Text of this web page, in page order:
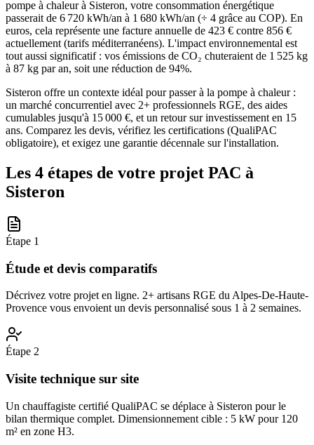
pompe à chaleur à Sisteron, votre consommation énergétique
passerait de 6 720 kWh/an à 1 680 kWh/an (÷ 4 grâce au COP). En
euros, cela représente une facture annuelle de 423 € contre 856 €
actuellement (tarifs méditerranéens). L'impact environnemental est
tout aussi significatif : vos émissions de CO₂ chuteraient de 1 525 kg
à 87 kg par an, soit une réduction de 94%.
Sisteron offre un contexte idéal pour passer à la pompe à chaleur :
un marché concurrentiel avec 2+ professionnels RGE, des aides
cumulables jusqu'à 15 000 €, et un retour sur investissement en 15
ans. Comparez les devis, vérifiez les certifications (QualiPAC
obligatoire), et exigez une garantie décennale sur l'installation.
Les 4 étapes de votre projet PAC à
Sisteron
Étape 1
Étude et devis comparatifs
Décrivez votre projet en ligne. 2+ artisans RGE du Alpes-De-Haute-
Provence vous envoient un devis personnalisé sous 1 à 2 semaines.
Étape 2
Visite technique sur site
Un chauffagiste certifié QualiPAC se déplace à Sisteron pour le
bilan thermique complet. Dimensionnement cible : 5 kW pour 120
m² en zone H3.